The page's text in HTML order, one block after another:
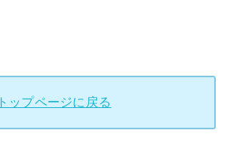
トップページに戻る